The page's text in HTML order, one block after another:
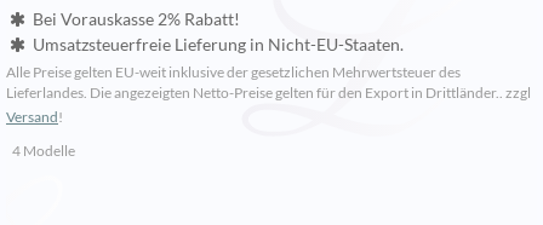
Bei Vorauskasse 2% Rabatt!
Umsatzsteuerfreie Lieferung in Nicht-EU-Staaten.
Alle Preise gelten EU-weit inklusive der gesetzlichen Mehrwertsteuer des
Lieferlandes. Die angezeigten Netto-Preise gelten für den Export in Drittländer.. zzgl
Versand!
4 Modelle